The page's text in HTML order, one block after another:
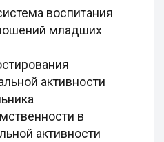
воспитания
младших
активности
в
активности